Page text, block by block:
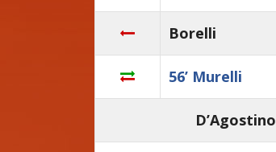
Borelli
56’ Murelli
D’Agostino